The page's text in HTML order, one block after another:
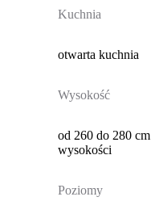
Kuchnia
otwarta kuchnia
Wysokość
od 260 do 280 cm
wysokości
Poziomy